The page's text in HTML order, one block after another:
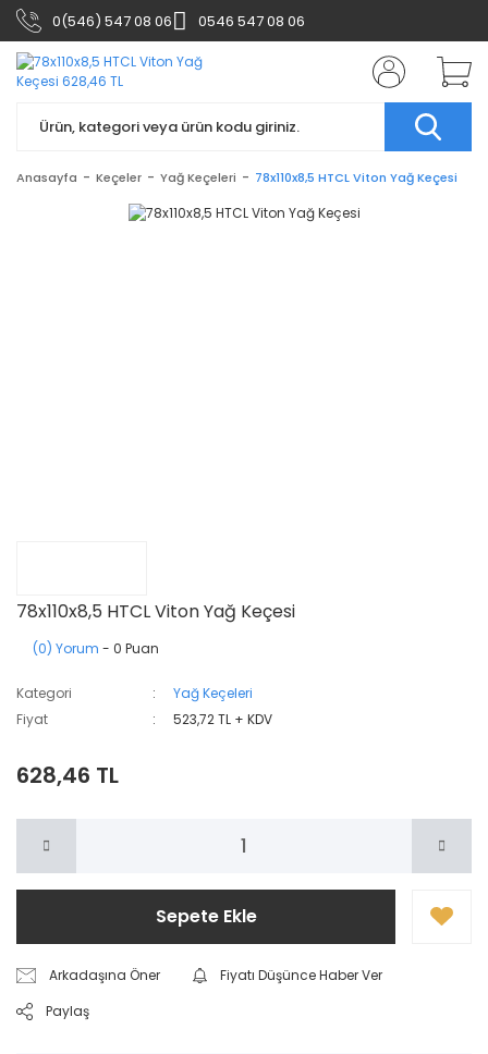
0(546) 547 08 06 0546 547 08 06
Anasayfa Keçeler Yağ Keçeleri 78x110x8,5 HTCL Viton Yağ Keçesi
78x110x8,5 HTCL Viton Yağ Keçesi
(0) Yorum - 0 Puan
Kategori
Yağ Keçeleri
Fiyat
523,72 TL + KDV
628,46 TL
Sepete Ekle
Arkadaşına Öner
Fiyatı Düşünce Haber Ver
Paylaş